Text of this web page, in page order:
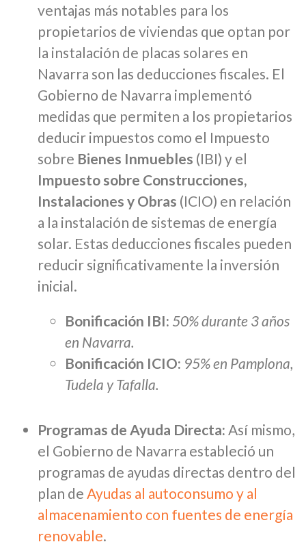
ventajas más notables para los
propietarios de viviendas que optan por
la instalación de placas solares en
Navarra son las deducciones fiscales. El
Gobierno de Navarra implementó
medidas que permiten a los propietarios
deducir impuestos como el Impuesto
sobre Bienes Inmuebles (IBI) y el
Impuesto sobre Construcciones,
Instalaciones y Obras (ICIO) en relación
a la instalación de sistemas de energía
solar. Estas deducciones fiscales pueden
reducir significativamente la inversión
inicial.
Bonificación IBI: 50% durante 3 años
en Navarra.
Bonificación ICIO: 95% en Pamplona,
Tudela y Tafalla.
Programas de Ayuda Directa: Así mismo,
el Gobierno de Navarra estableció un
programas de ayudas directas dentro del
plan de Ayudas al autoconsumo y al
almacenamiento con fuentes de energía
renovable.